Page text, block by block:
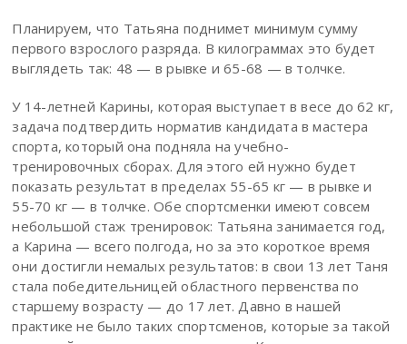
Планируем, что Татьяна поднимет минимум сумму
первого взрослого разряда. В килограммах это будет
выглядеть так: 48 — в рывке и 65-68 — в толчке.
У 14-летней Карины, которая выступает в весе до 62 кг,
задача подтвердить норматив кандидата в мастера
спорта, который она подняла на учебно-
тренировочных сборах. Для этого ей нужно будет
показать результат в пределах 55-65 кг — в рывке и
55-70 кг — в толчке. Обе спортсменки имеют совсем
небольшой стаж тренировок: Татьяна занимается год,
а Карина — всего полгода, но за это короткое время
они достигли немалых результатов: в свои 13 лет Таня
стала победительницей областного первенства по
старшему возрасту — до 17 лет. Давно в нашей
практике не было таких спортсменов, которые за такой